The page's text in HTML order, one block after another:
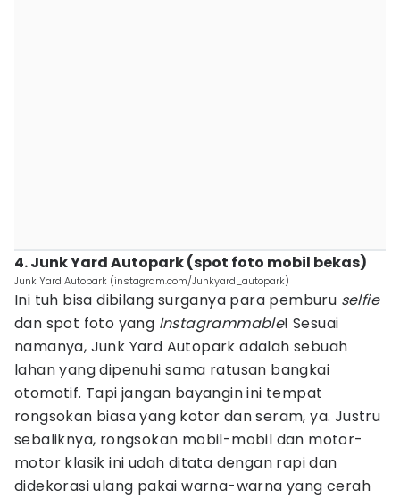
4. Junk Yard Autopark (spot foto mobil bekas)
Junk Yard Autopark (instagram.com/Junkyard_autopark)
Ini tuh bisa dibilang surganya para pemburu selfie
dan spot foto yang Instagrammable! Sesuai
namanya, Junk Yard Autopark adalah sebuah
lahan yang dipenuhi sama ratusan bangkai
otomotif. Tapi jangan bayangin ini tempat
rongsokan biasa yang kotor dan seram, ya. Justru
sebaliknya, rongsokan mobil-mobil dan motor-
motor klasik ini udah ditata dengan rapi dan
didekorasi ulang pakai warna-warna yang cerah